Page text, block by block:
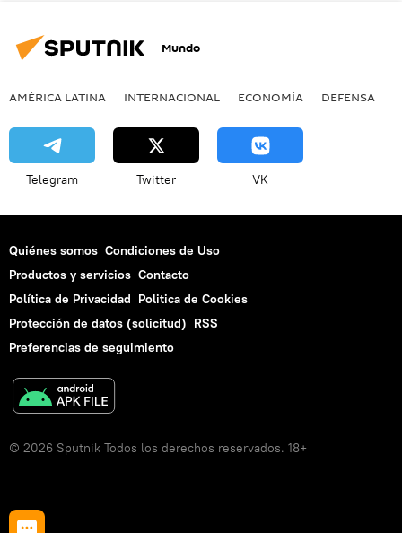
Mundo
AMÉRICA LATINA INTERNACIONAL ECONOMÍA DEFENSA
Telegram Twitter VK
Quiénes somos Condiciones de Uso
Productos y servicios Contacto
Política de Privacidad Politica de Cookies
Protección de datos (solicitud) RSS
Preferencias de seguimiento
© 2026 Sputnik Todos los derechos reservados. 18+